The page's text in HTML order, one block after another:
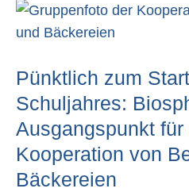
Pünktlich zum
Schuljahres:
Ausgangspunkt für
Kooperation von
Bäckereien
Pünktlich
zum
des
neuen
Schuljahres:
Biosphären-
Brot
als